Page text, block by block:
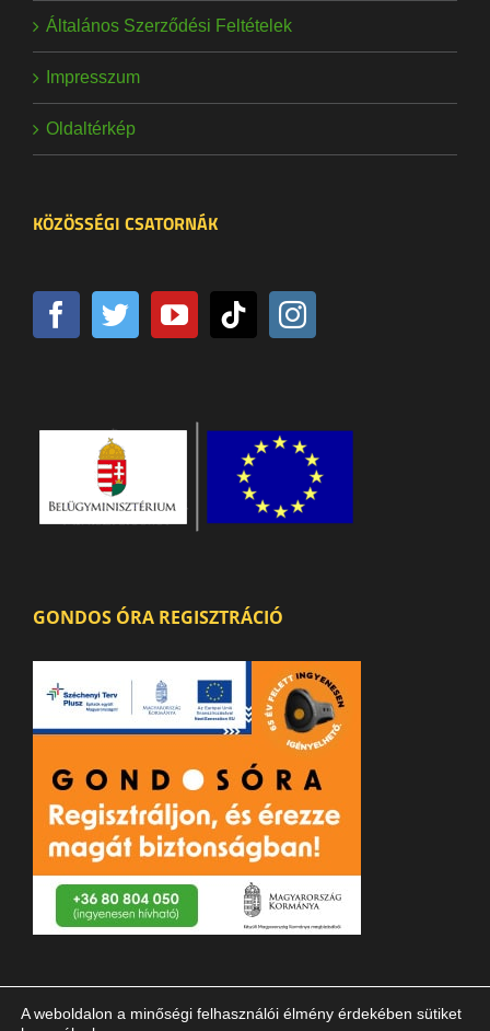
Általános Szerződési Feltételek
Impresszum
Oldaltérkép
KÖZÖSSÉGI CSATORNÁK
GONDOS ÓRA REGISZTRÁCIÓ
A weboldalon a minőségi felhasználói élmény érdekében sütiket